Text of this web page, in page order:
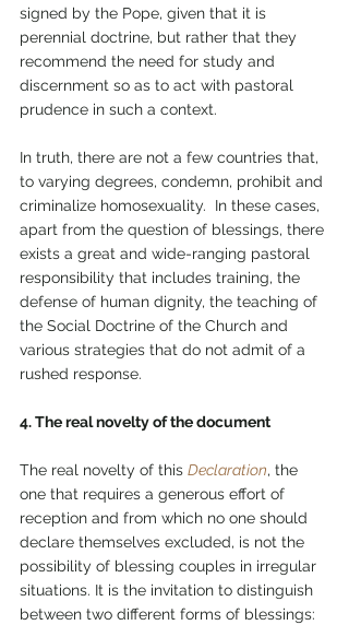
signed by the Pope, given that it is
perennial doctrine, but rather that they
recommend the need for study and
discernment so as to act with pastoral
prudence in such a context.
In truth, there are not a few countries that,
to varying degrees, condemn, prohibit and
criminalize homosexuality.  In these cases,
apart from the question of blessings, there
exists a great and wide-ranging pastoral
responsibility that includes training, the
defense of human dignity, the teaching of
the Social Doctrine of the Church and
various strategies that do not admit of a
rushed response.
4. The real novelty of the document
The real novelty of this Declaration, the
one that requires a generous effort of
reception and from which no one should
declare themselves excluded, is not the
possibility of blessing couples in irregular
situations. It is the invitation to distinguish
between two different forms of blessings: